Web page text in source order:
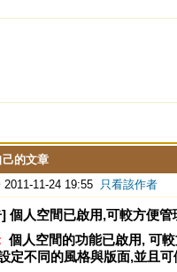
的文章
2011-11-24 19:55 只看該作者
個人空間已啟用,可較方便管
個人空間的功能已啟用, 可
定不同的風格與版面,並且可